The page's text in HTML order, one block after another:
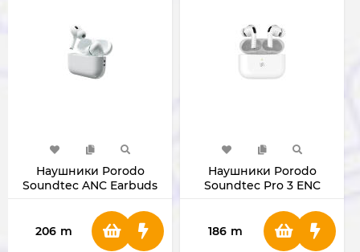
Наушники Porodo
Soundtec ANC Earbuds
206 m
Наушники Porodo
Soundtec Pro 3 ENC
186 m